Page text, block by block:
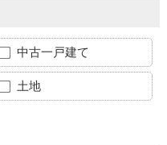
中古一戸建て
土地